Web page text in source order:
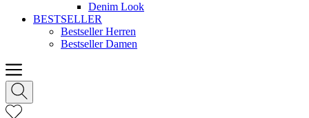
Denim Look
BESTSELLER
Bestseller Herren
Bestseller Damen